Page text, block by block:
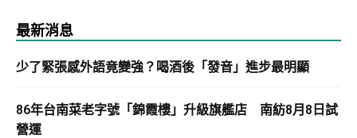
最新消息
少了緊張感外語竟變強？喝酒後「發音」進步最明顯
86年台南菜老字號「錦霞樓」升級旗艦店 南紡8月8日試
營運